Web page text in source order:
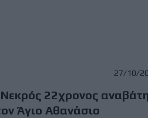
27/10/
22χρονος
Άγιο Αθανάσιο